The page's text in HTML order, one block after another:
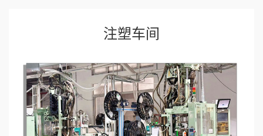
注塑车间